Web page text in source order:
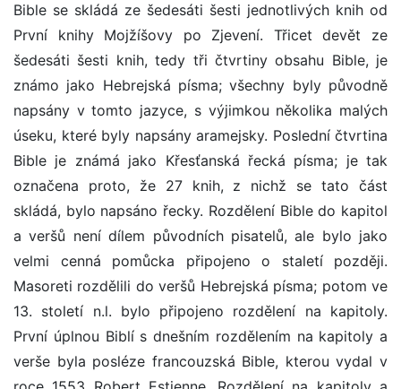
Bible se skládá ze šedesáti šesti jednotlivých knih od
První knihy Mojžíšovy po Zjevení. Třicet devět ze
šedesáti šesti knih, tedy tři čtvrtiny obsahu Bible, je
známo jako Hebrejská písma; všechny byly původně
napsány v tomto jazyce, s výjimkou několika malých
úseku, které byly napsány aramejsky. Poslední čtvrtina
Bible je známá jako Křesťanská řecká písma; je tak
označena proto, že 27 knih, z nichž se tato část
skládá, bylo napsáno řecky. Rozdělení Bible do kapitol
a veršů není dílem původních pisatelů, ale bylo jako
velmi cenná pomůcka připojeno o staletí později.
Masoreti rozdělili do veršů Hebrejská písma; potom ve
13. století n.l. bylo připojeno rozdělení na kapitoly.
První úplnou Biblí s dnešním rozdělením na kapitoly a
verše byla posléze francouzská Bible, kterou vydal v